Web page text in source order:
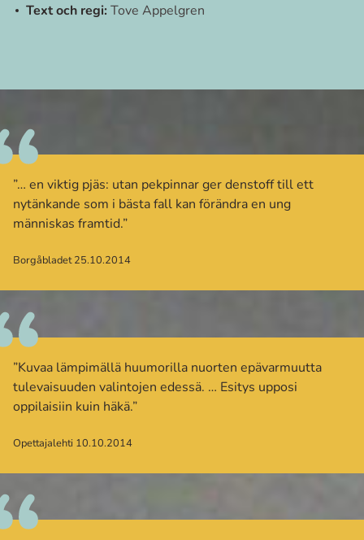
Text och regi: Tove Appelgren
”… en viktig pjäs: utan pekpinnar ger denstoff till ett
nytänkande som i bästa fall kan förändra en ung
människas framtid.”
Borgåbladet 25.10.2014
”Kuvaa lämpimällä huumorilla nuorten epävarmuutta
tulevaisuuden valintojen edessä. … Esitys upposi
oppilaisiin kuin häkä.”
Opettajalehti 10.10.2014